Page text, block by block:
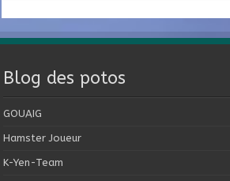
Blog des potos
GOUAIG
Hamster Joueur
K-Yen-Team